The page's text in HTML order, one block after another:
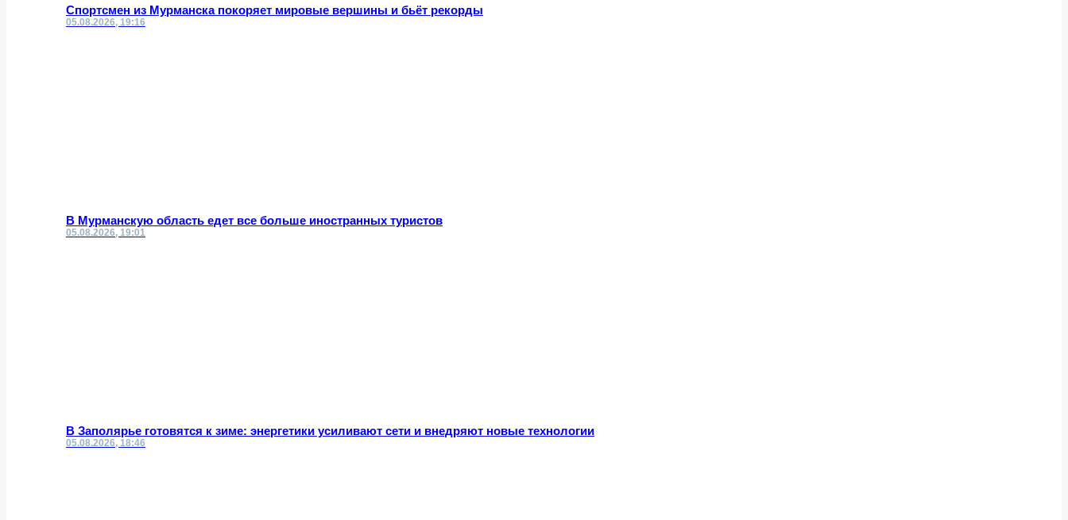
Спортсмен из Мурманска покоряет мировые вершины и бьёт рекорды
05.08.2026, 19:16
В Мурманскую область едет все больше иностранных туристов
05.08.2026, 19:01
В Заполярье готовятся к зиме: энергетики усиливают сети и внедряют новые технологии
05.08.2026, 18:46